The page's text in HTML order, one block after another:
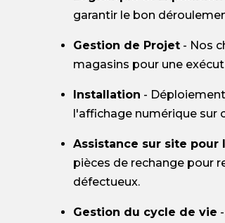
garantir le bon
Gestion de Projet - Nos
magasins pour une
Installation -
l'affichage numérique sur
Assistance sur site pour
pièces de rechange pour
défectueux.
Gestion du cycle de vie